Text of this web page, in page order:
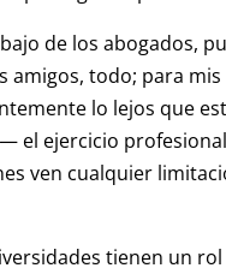
de los abogados,
amigos, todo; para
lo lejos que
ejercicio
ven cualquier
tienen un